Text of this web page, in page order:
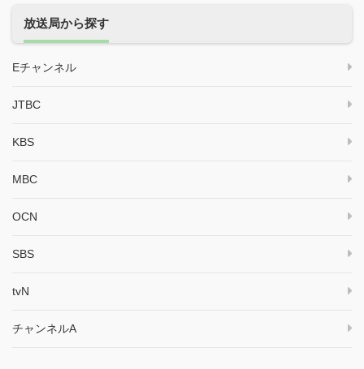
放送局から探す
Eチャンネル
JTBC
KBS
MBC
OCN
SBS
tvN
チャンネルA